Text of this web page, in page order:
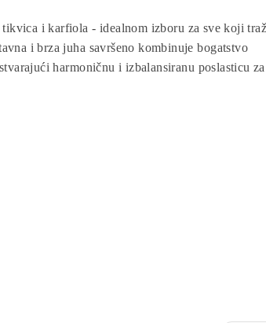
i brza juha savršeno kombinuje bogatstvo
harmoničnu i izbalansiranu poslasticu za